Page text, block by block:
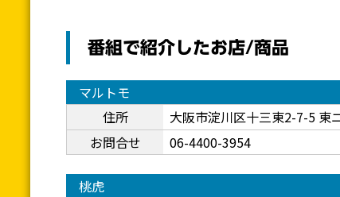
番組で紹介したお店/商品
マルトモ
住所
大阪市淀川区十三東2-7-5 東
お問合せ
06-4400-3954
桃虎